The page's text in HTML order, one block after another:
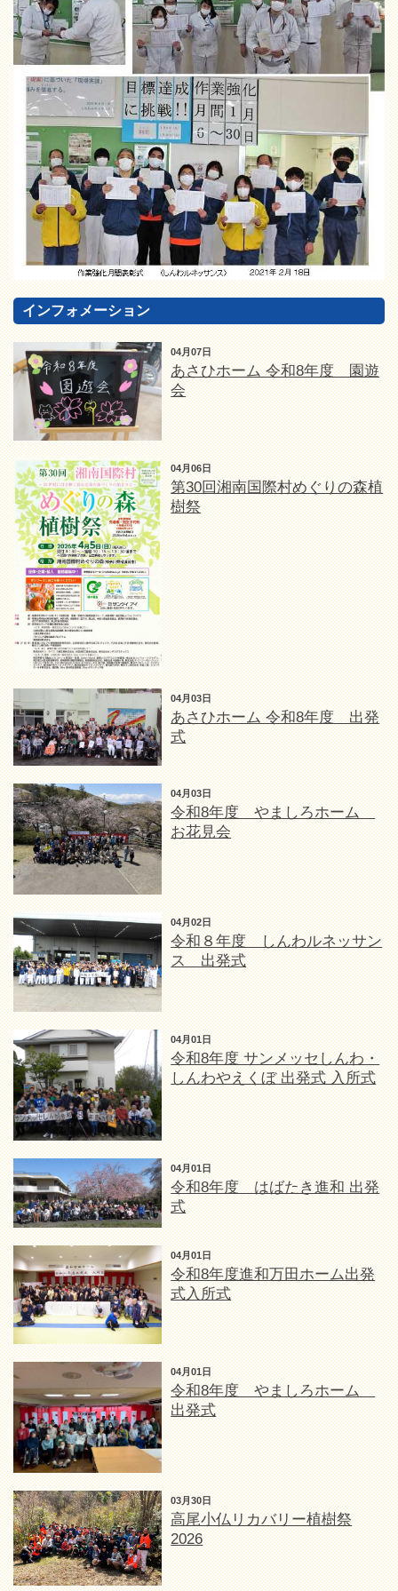
インフォメーション
04月07日
あさひホーム 令和8年度 園遊
会
04月06日
第30回湘南国際村めぐりの森植
樹祭
04月03日
あさひホーム 令和8年度 出発
式
04月03日
令和8年度 やましろホーム
お花見会
04月02日
令和８年度 しんわルネッサン
ス 出発式
04月01日
令和8年度 サンメッセしんわ・
しんわやえくぼ 出発式 入所式
04月01日
令和8年度 はばたき進和 出発
式
04月01日
令和8年度進和万田ホーム出発
式入所式
04月01日
令和8年度 やましろホーム
出発式
03月30日
高尾小仏リカバリー植樹祭
2026